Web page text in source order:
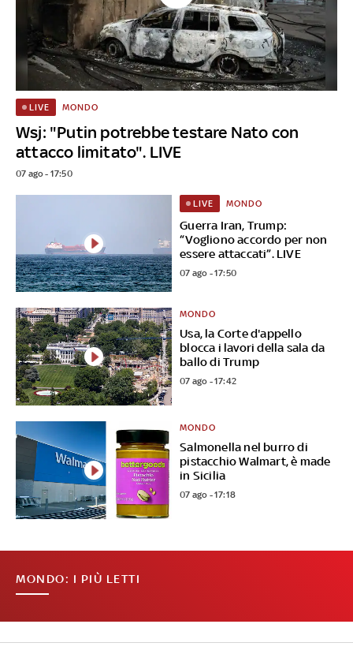
Wsj: "Putin potrebbe testare Nato con
attacco limitato". LIVE
LIVE MONDO
07 ago - 17:50
Guerra Iran, Trump:
“Vogliono accordo per non
essere attaccati”. LIVE
LIVE MONDO
07 ago - 17:50
Usa, la Corte d'appello
blocca i lavori della sala da
ballo di Trump
MONDO
07 ago - 17:42
Salmonella nel burro di
pistacchio Walmart, è made
in Sicilia
MONDO
07 ago - 17:18
MONDO: I PIÙ LETTI